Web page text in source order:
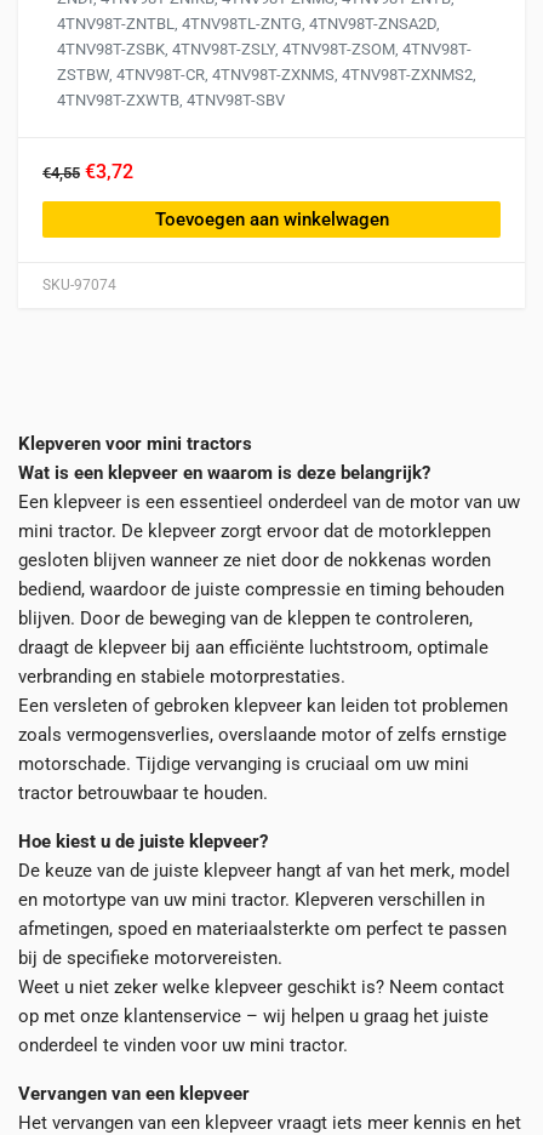
SKU-97074
4TNV98T-ZNTBL, 4TNV98TL-ZNTG, 4TNV98T-ZNSA2D,
4TNV98T-ZSBK, 4TNV98T-ZSLY, 4TNV98T-ZSOM, 4TNV98T-
ZSTBW, 4TNV98T-CR, 4TNV98T-ZXNMS, 4TNV98T-ZXNMS2,
4TNV98T-ZXWTB, 4TNV98T-SBV
€4,55 €3,72
Toevoegen aan winkelwagen
Klepveren voor mini tractors
Wat is een klepveer en waarom is deze belangrijk?
Een klepveer is een essentieel onderdeel van de motor van uw
mini tractor. De klepveer zorgt ervoor dat de motor­kleppen
gesloten blijven wanneer ze niet door de nokkenas worden
bediend, waardoor de juiste compressie en timing behouden
blijven. Door de beweging van de kleppen te controleren,
draagt de klepveer bij aan efficiënte luchtstroom, optimale
verbranding en stabiele motorprestaties.
Een versleten of gebroken klepveer kan leiden tot problemen
zoals vermogensverlies, overslaande motor of zelfs ernstige
motorschade. Tijdige vervanging is cruciaal om uw mini
tractor betrouwbaar te houden.
Hoe kiest u de juiste klepveer?
De keuze van de juiste klepveer hangt af van het merk, model
en motortype van uw mini tractor. Klepveren verschillen in
afmetingen, spoed en materiaalsterkte om perfect te passen
bij de specifieke motorvereisten.
Weet u niet zeker welke klepveer geschikt is? Neem contact
op met onze klantenservice – wij helpen u graag het juiste
onderdeel te vinden voor uw mini tractor.
Vervangen van een klepveer
Het vervangen van een klepveer vraagt iets meer kennis en het